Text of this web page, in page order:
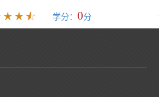
学分： 0分